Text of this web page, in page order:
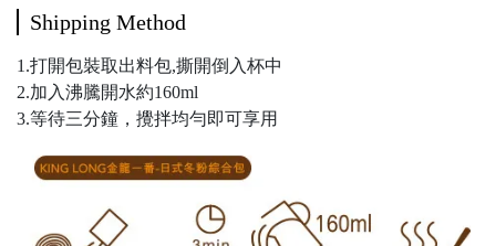
Shipping Method
1.打開包裝取出料包,撕開倒入杯中
2.加入沸騰開水約160ml
3.等待三分鐘，攪拌均勻即可享用